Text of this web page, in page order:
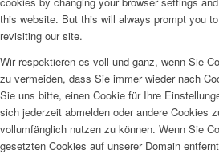
this website. But this will always prompt you
revisiting our site.
Wir respektieren es voll und ganz, wenn Sie
zu vermeiden, dass Sie immer wieder nach
Sie uns bitte, einen Cookie für Ihre
sich jederzeit abmelden oder andere Cookies
vollumfänglich nutzen zu können. Wenn Sie
gesetzten Cookies auf unserer Domain